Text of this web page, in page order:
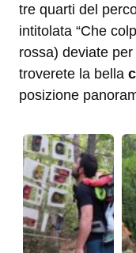
tre quarti del
intitolata “Che
rossa) deviate
troverete la bella
posizione